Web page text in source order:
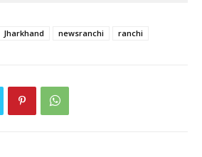
Jharkhand newsranchi ranchi